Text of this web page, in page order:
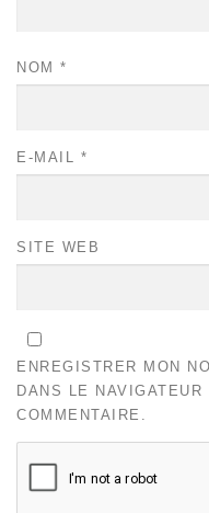
NOM *
E-MAIL *
SITE WEB
ENREGISTRER MON
DANS LE
COMMENTAIRE.